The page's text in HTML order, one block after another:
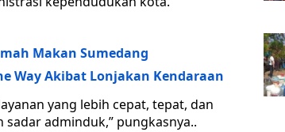
Makan Sumedang
Way Akibat Lonjakan Kendaraan
yang lebih cepat, tepat, dan
adminduk,” pungkasnya..